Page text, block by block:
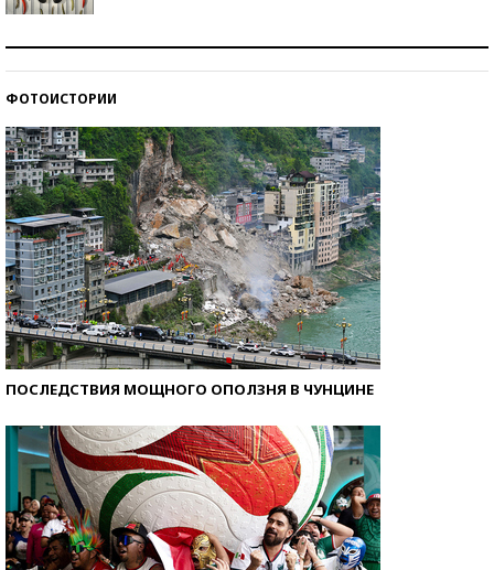
ФОТОИСТОРИИ
ПОСЛЕДСТВИЯ МОЩНОГО ОПОЛЗНЯ В ЧУНЦИНЕ